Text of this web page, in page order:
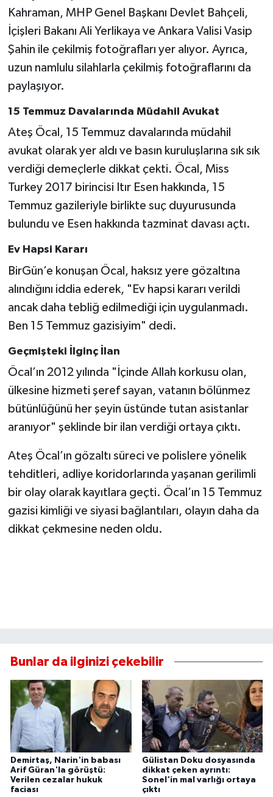
Kahraman, MHP Genel Başkanı Devlet Bahçeli,
İçişleri Bakanı Ali Yerlikaya ve Ankara Valisi Vasip
Şahin ile çekilmiş fotoğrafları yer alıyor. Ayrıca,
uzun namlulu silahlarla çekilmiş fotoğraflarını da
paylaşıyor.
15 Temmuz Davalarında Müdahil Avukat
Ateş Öcal, 15 Temmuz davalarında müdahil
avukat olarak yer aldı ve basın kuruluşlarına sık sık
verdiği demeçlerle dikkat çekti. Öcal, Miss
Turkey 2017 birincisi Itır Esen hakkında, 15
Temmuz gazileriyle birlikte suç duyurusunda
bulundu ve Esen hakkında tazminat davası açtı.
Ev Hapsi Kararı
BirGün’e konuşan Öcal, haksız yere gözaltına
alındığını iddia ederek, "Ev hapsi kararı verildi
ancak daha tebliğ edilmediği için uygulanmadı.
Ben 15 Temmuz gazisiyim" dedi.
Geçmişteki İlginç İlan
Öcal’ın 2012 yılında "İçinde Allah korkusu olan,
ülkesine hizmeti şeref sayan, vatanın bölünmez
bütünlüğünü her şeyin üstünde tutan asistanlar
aranıyor" şeklinde bir ilan verdiği ortaya çıktı.
Ateş Öcal’ın gözaltı süreci ve polislere yönelik
tehditleri, adliye koridorlarında yaşanan gerilimli
bir olay olarak kayıtlara geçti. Öcal’ın 15 Temmuz
gazisi kimliği ve siyasi bağlantıları, olayın daha da
dikkat çekmesine neden oldu.
Bunlar da ilginizi çekebilir
Demirtaş, Narin'in babası
Arif Güran'la görüştü:
Verilen cezalar hukuk
faciası
Gülistan Doku dosyasında
dikkat çeken ayrıntı:
Sonel'in mal varlığı ortaya
çıktı